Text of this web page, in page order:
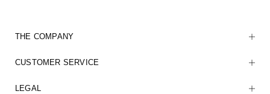
THE COMPANY
CUSTOMER SERVICE
LEGAL